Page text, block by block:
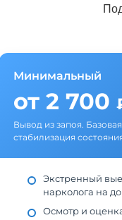
Минимальный
от 2 700
Вывод из запоя.
стабилизация
Экстренный
нарколога на
Осмотр и